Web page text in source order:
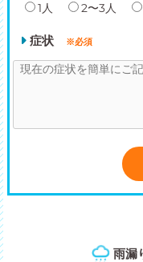
1人 2〜3人
症状 ※必須
雨漏